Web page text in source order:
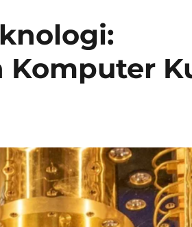
Komputer